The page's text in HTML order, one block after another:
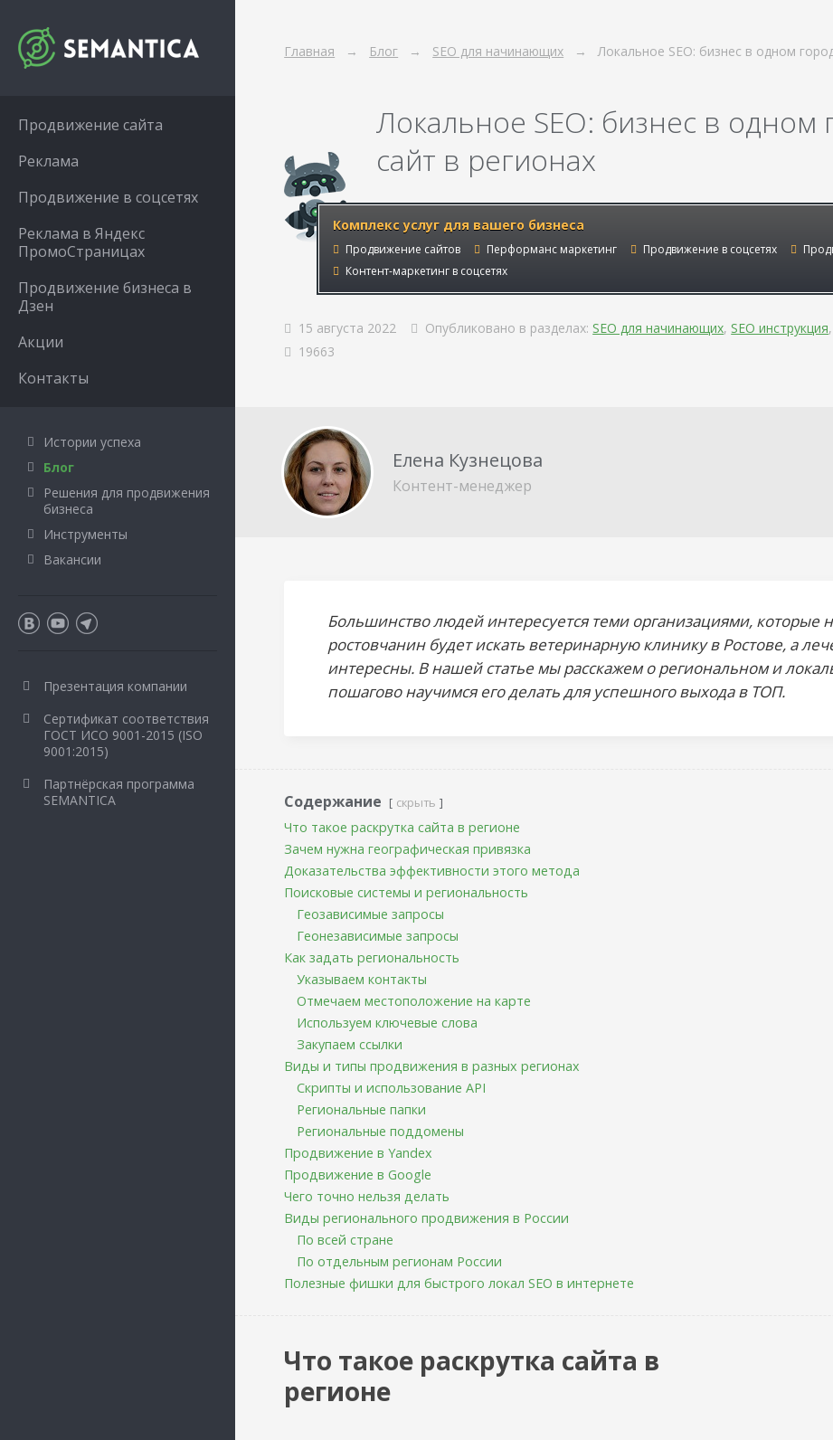
Главная Блог SEO для начинающих Локальное SEO: бизнес в одном
Локальное SEO: бизнес в одном
сайт в регионах
Комплекс услуг для вашего бизнеса
Продвижение сайтов Перформанс маркетинг Продвижение в соцсетях
Контент-маркетинг в соцсетях
15 августа 2022 Опубликовано в разделах: SEO для начинающих, SEO инструкция,
19663
Елена Кузнецова
Контент-менеджер
Большинство людей интересуется теми организациями, которые
ростовчанин будет искать ветеринарную клинику в Ростове, а
интересны. В нашей статье мы расскажем орегиональном и
пошагово научимся его делать для успешного выхода в ТОП.
Содержание скрыть
Что такое раскрутка сайта в регионе
Зачем нужна географическая привязка
Доказательства эффективности этого метода
Поисковые системы и региональность
Геозависимые запросы
Геонезависимые запросы
Как задать региональность
Указываем контакты
Отмечаем местоположение на карте
Используем ключевые слова
Закупаем ссылки
Виды и типы продвижения в разных регионах
Скрипты и использование API
Региональные папки
Региональные поддомены
Продвижение в Yandex
Продвижение в Google
Чего точно нельзя делать
Виды регионального продвижения в России
По всей стране
По отдельным регионам России
Полезные фишки для быстрого локал SEO в интернете
Что такое раскрутка сайта в
регионе
Продвижение сайта
Реклама
Продвижение в соцсетях
Реклама в Яндекс
ПромоСтраницах
Продвижение бизнеса в
Дзен
Акции
Контакты
Истории успеха
Блог
Решения для продвижения
бизнеса
Инструменты
Вакансии
Презентация компании
Сертификат соответствия
ГОСТ ИСО 9001-2015 (ISO
9001:2015)
Партнёрская программа
SEMANTICA